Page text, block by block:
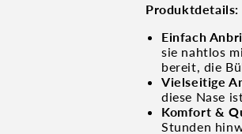
Produktdetails:
Einfach
sie nahtlos
bereit, die
Vielseitige
diese Nase
Komfort &
Stunden